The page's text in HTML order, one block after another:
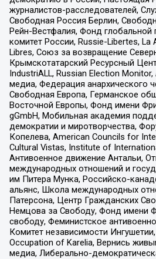
журналистов-расследователей,
Свободная Россия Берлин,
Рейн-Вестфалия, Фонд
комитет России, Russie-Libertes, La
Libres, Союз за возвращение
Крымскотатарский Ресурсный
IndustriALL, Russian Election
медиа, Федерация анархического
Свободная Европа, Германское
Восточной Европы, Фонд имени
gGmbH, Мобильная академия
демократии и миротворчества,
Копелева, American Councils for
Cultural Vistas, Institute of
Антивоенное движение Антальи,
международных отношений и
им Питера Мунка, Российско-
альянс, Школа международных
Патерсона, Центр Гражданских
Немцова за Свободу, Фонд имени
свободу, Феминистское
Комитет независимости
Occupation of Karelia, Вернись
медиа, Либерально-